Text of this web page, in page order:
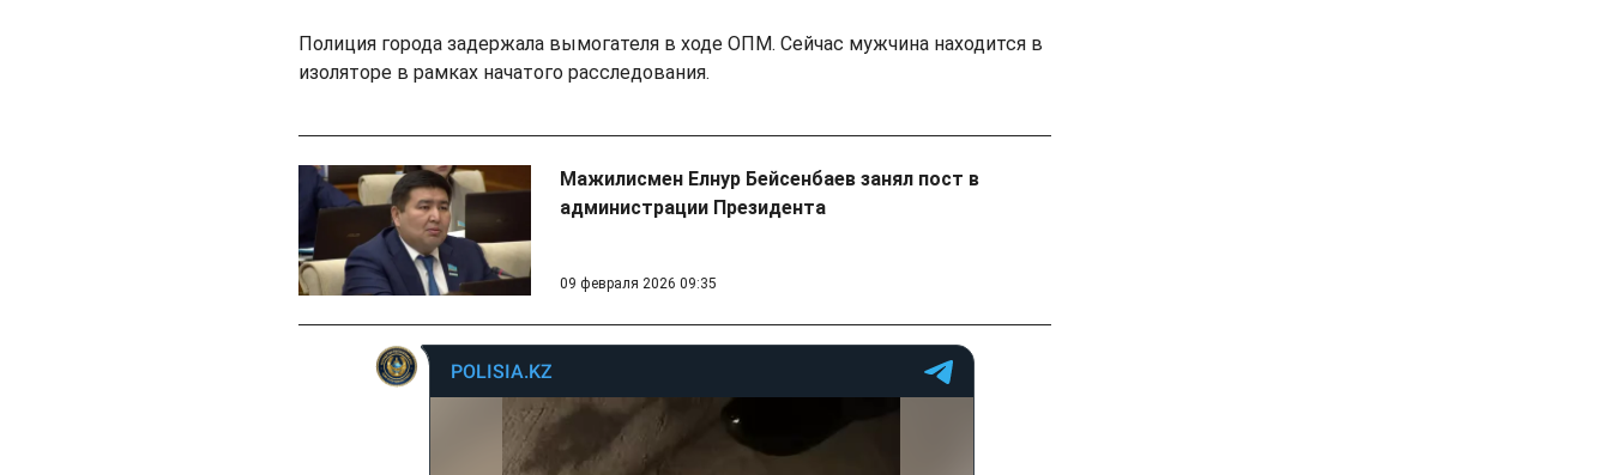
Полиция города задержала вымогателя в ходе ОПМ. Сейчас мужчина находится в
изоляторе в рамках начатого расследования.
Мажилисмен Елнур Бейсенбаев занял пост в
администрации Президента
09 февраля 2026 09:35